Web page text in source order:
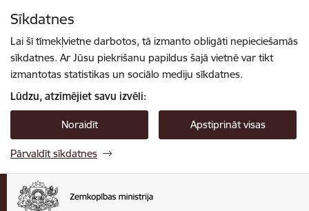
Sīkdatnes
Lai šī tīmekļvietne darbotos, tā izmanto obligāti nepieciešamās
sīkdatnes. Ar Jūsu piekrišanu papildus šajā vietnē var tikt
izmantotas statistikas un sociālo mediju sīkdatnes.
Lūdzu, atzīmējiet savu izvēli:
Noraidīt Apstiprināt visas
Pārvaldīt sīkdatnes